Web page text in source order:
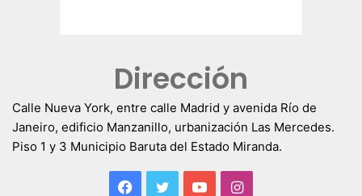
Dirección
Calle Nueva York, entre calle Madrid y avenida Río de
Janeiro, edificio Manzanillo, urbanización Las Mercedes.
Piso 1 y 3 Municipio Baruta del Estado Miranda.
Facebook
TwitterYouTubeInstagram